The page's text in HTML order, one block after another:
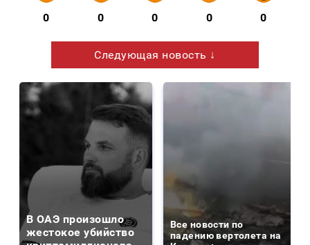
0 0 0 0 0
Следующая новость ↓
В ОАЭ произошло
жестокое убийство
Все новости по
падению вертолета на